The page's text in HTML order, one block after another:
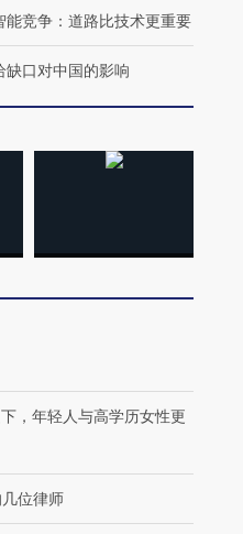
能竞争：道路比技术更重要
缺口对中国的影响
，年轻人与高学历女性更
位律师